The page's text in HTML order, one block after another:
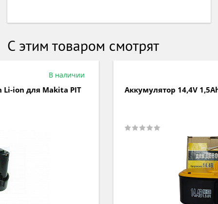
С этим товаром смотрят
Аккумулятор 14,4V 1,5Ah Ni-Cd для Dewalt PIT